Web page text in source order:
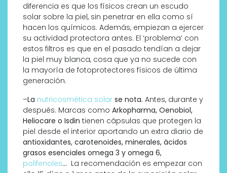
diferencia es que los físicos crean un escudo
solar sobre la piel, sin penetrar en ella como sí
hacen los químicos. Además, empiezan a ejercer
su actividad protectora antes. El ‘problema’ con
estos filtros es que en el pasado tendían a dejar
la piel muy blanca, cosa que ya no sucede con
la mayoría de fotoprotectores físicos de última
generación.
–La nutricosmética solar se nota. Antes, durante y
después. Marcas como Arkopharma, Oenobiol,
Heliocare o Isdin tienen cápsulas que protegen la
piel desde el interior aportando un extra diario de
antioxidantes, carotenoides, minerales, ácidos
grasos esenciales omega 3 y omega 6,
polifenoles… La recomendación es empezar con